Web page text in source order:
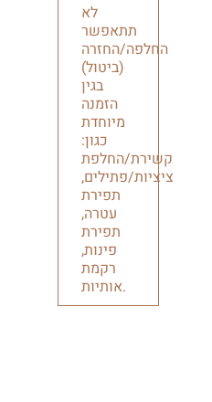
לא
תתאפשר
החלפה/החזרה
(ביטול)
בגין
הזמנה
מיוחדת
כגון:
קשירת/החלפת
ציציות/פתילים,
תפירת
עטרה,
תפירת
פינות,
רקמת
אותיות.